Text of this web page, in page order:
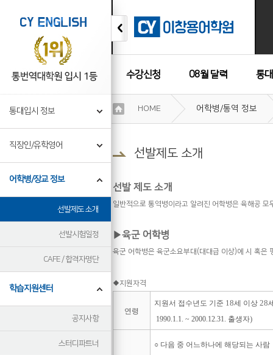
수강신청 08월 달력 통
수강후기
통대입시 정보
직장인/유학영어
어학병/장교 정보
선발제도 소개
선발시험일정
CAFE / 합격자명단
학습지원센터
공지사항
스터디파트너
기
정
보
HOME 어학병/통역 정보
선발제도 소개
선발 제도 소개
일반적으로 통역병이라고 알려진 어학병은 육해공
▶육군 어학병
육군 어학병은 육군소요부대 (대대급 이상)에 시 혹은
◆지원자격
연령
지원서 접수년도 기준 18세 이상 28
1990.1.1. ~ 2000.12.31. 출생자)
○ 다음 중 어느하나에 해당되는 사람